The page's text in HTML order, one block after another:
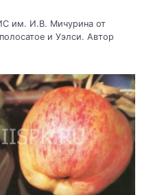
им. И.В. Мичурина от
и Уэлси. Автор